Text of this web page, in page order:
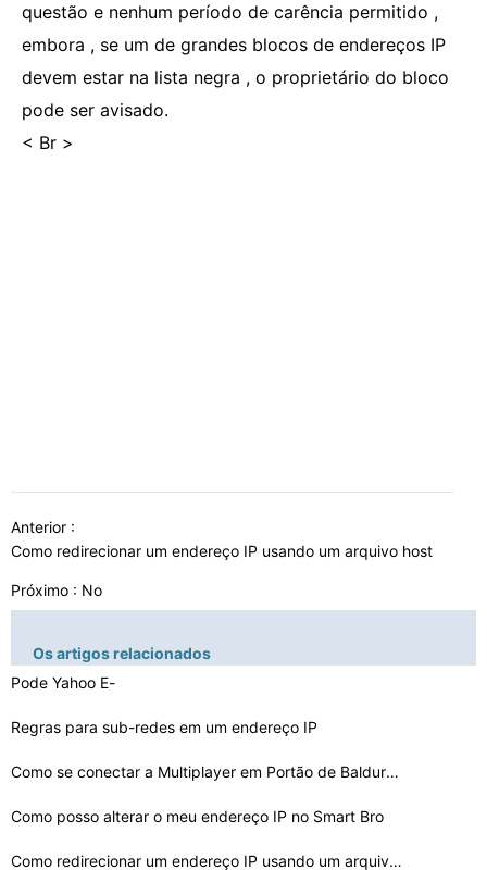
questão e nenhum período de carência permitido ,
embora , se um de grandes blocos de endereços IP
devem estar na lista negra , o proprietário do bloco
pode ser avisado.
< Br >
Anterior :
Como redirecionar um endereço IP usando um arquivo host
Próximo : No
Os artigos relacionados
Pode Yahoo E-
Regras para sub-redes em um endereço IP
Como se conectar a Multiplayer em Portão de Baldur com…
Como posso alterar o meu endereço IP no Smart Bro
Como redirecionar um endereço IP usando um arquivo hos…